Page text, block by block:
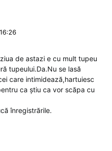
de astazi e cu mult tupeu
tupeului.Da.Nu se lasă
care intimidează,hartuiesc
ca știu ca vor scăpa cu
înregistrările.